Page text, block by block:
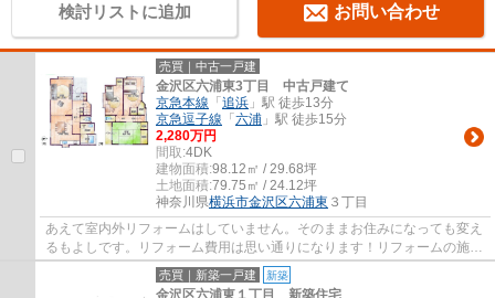
検討リストに追加 お問い合わせ
売買｜中古一戸建
金沢区六浦東3丁目 中古戸建て
京急本線 「 追浜 」駅 徒歩13分
京急逗子線 「 六浦 」駅 徒歩15分
2,280万円
間取:4DK
建物面積:98.12㎡ / 29.68坪
土地面積:79.75㎡ / 24.12坪
神奈川県横浜市金沢区六浦東 ３丁目
あえて室内外リフォームはしていません。そのままお住みになっても変え
るもよしです。リフォーム費用は思い通りになります！リフォームの施工
のご相談も承ります。
売買｜新築一戸建 新築
金沢区六浦東１丁目 新築住宅